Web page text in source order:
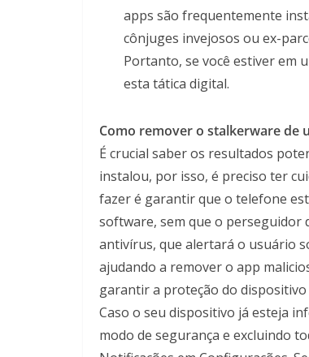
apps são frequentemente
cônjuges invejosos ou ex-
Portanto, se você estiver em
esta tática digital.
Como remover o stalkerware de
É crucial saber os resultados
instalou, por isso, é preciso ter
fazer é garantir que o telefone
software, sem que o perseguidor
antivírus, que alertará o usuário
ajudando a remover o app
garantir a proteção do
Caso o seu dispositivo já esteja
modo de segurança e excluindo